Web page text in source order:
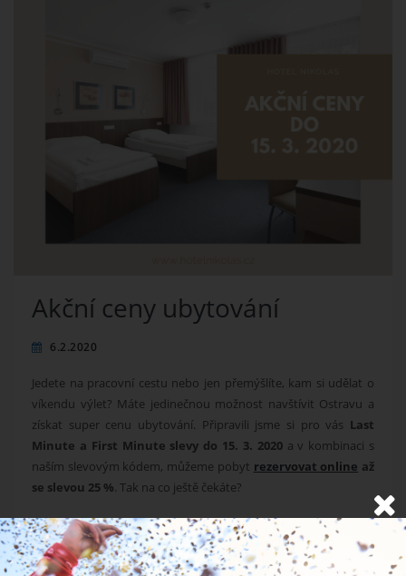
Akční ceny ubytování
6.2.2020
Jedete na pracovní cestu nebo jen přemýšlíte, kam si udělat o
víkendu výlet? Máte jedinečnou možnost navštívit Ostravu a
získat super cenu ubytování. Připravili jsme si pro vás Last
Minute a First Minute slevy do 15. 3. 2020a v kombinaci s
naším slevovým kódem, můžeme pobyt rezervovat online až
se slevou 25 %. Tak na co ještě čekáte?